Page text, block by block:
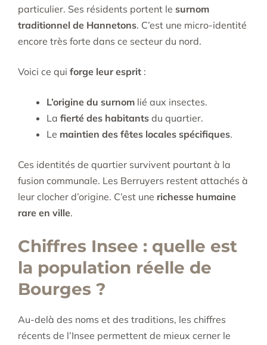
particulier. Ses résidents portent le surnom
traditionnel de Hannetons. C’est une micro-identité
encore très forte dans ce secteur du nord.
Voici ce qui forge leur esprit :
L’origine du surnom lié aux insectes.
La fierté des habitants du quartier.
Le maintien des fêtes locales spécifiques.
Ces identités de quartier survivent pourtant à la
fusion communale. Les Berruyers restent attachés à
leur clocher d’origine. C’est une richesse humaine
rare en ville.
Chiffres Insee : quelle est
la population réelle de
Bourges ?
Au-delà des noms et des traditions, les chiffres
récents de l’Insee permettent de mieux cerner le